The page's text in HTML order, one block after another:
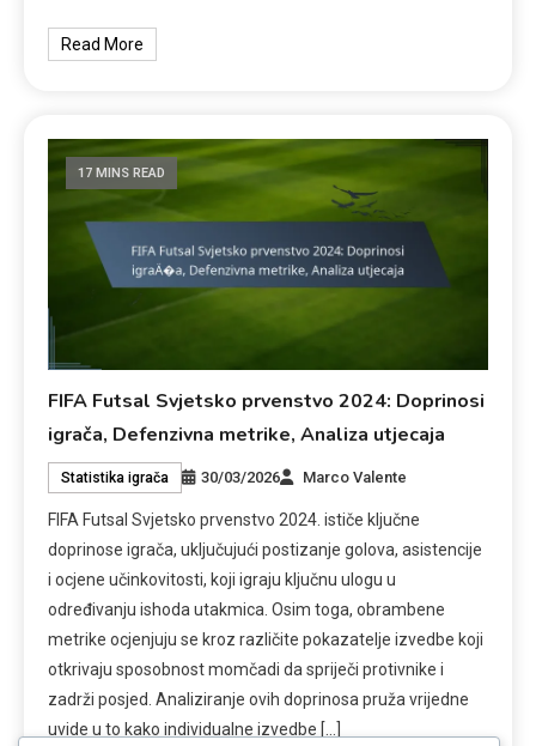
Read More
17 MINS READ
FIFA Futsal Svjetsko prvenstvo 2024: Doprinosi
igrača, Defenzivna metrike, Analiza utjecaja
Statistika igrača 30/03/2026 Marco Valente
FIFA Futsal Svjetsko prvenstvo 2024. ističe ključne
doprinose igrača, uključujući postizanje golova, asistencije
i ocjene učinkovitosti, koji igraju ključnu ulogu u
određivanju ishoda utakmica. Osim toga, obrambene
metrike ocjenjuju se kroz različite pokazatelje izvedbe koji
otkrivaju sposobnost momčadi da spriječi protivnike i
zadrži posjed. Analiziranje ovih doprinosa pruža vrijedne
uvide u to kako individualne izvedbe […]